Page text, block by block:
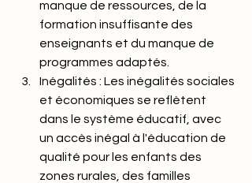
manque de ressources, de la
formation insuffisante des
enseignants et du manque de
programmes adaptés.
Inégalités : Les inégalités sociales
et économiques se reflètent
dans le système éducatif, avec
un accès inégal à l'éducation de
qualité pour les enfants des
zones rurales, des familles